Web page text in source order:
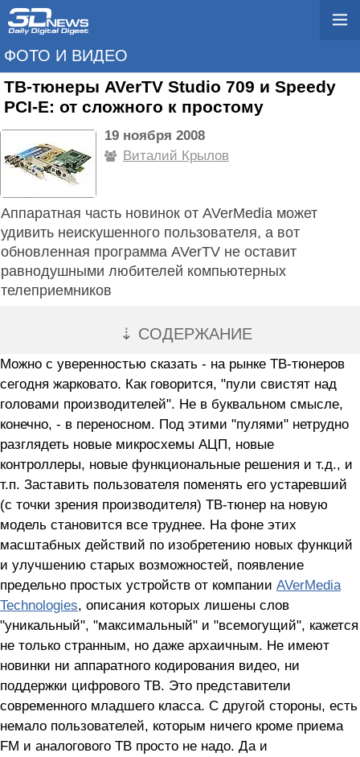
ФОТО И ВИДЕО
ТВ-тюнеры AVerTV Studio 709 и Speedy
PCI-E: от сложного к простому
19 ноября 2008
Виталий Крылов
Аппаратная часть новинок от AVerMedia может
удивить неискушенного пользователя, а вот
обновленная программа AVerTV не оставит
равнодушными любителей компьютерных
телеприемников
⇣ СОДЕРЖАНИЕ
Можно с уверенностью сказать - на рынке ТВ-тюнеров
сегодня жарковато. Как говорится, "пули свистят над
головами производителей". Не в буквальном смысле,
конечно, - в переносном. Под этими "пулями" нетрудно
разглядеть новые микросхемы АЦП, новые
контроллеры, новые функциональные решения и т.д., и
т.п. Заставить пользователя поменять его устаревший
(с точки зрения производителя) ТВ-тюнер на новую
модель становится все труднее. На фоне этих
масштабных действий по изобретению новых функций
и улучшению старых возможностей, появление
предельно простых устройств от компании AVerMedia
Technologies, описания которых лишены слов
"уникальный", "максимальный" и "всемогущий", кажется
не только странным, но даже архаичным. Не имеют
новинки ни аппаратного кодирования видео, ни
поддержки цифрового ТВ. Это представители
современного младшего класса. С другой стороны, есть
немало пользователей, которым ничего кроме приема
FM и аналогового ТВ просто не надо. Да и